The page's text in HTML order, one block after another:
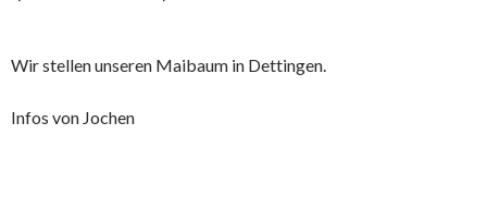
Wir stellen unseren Maibaum in Dettingen.
Infos von Jochen